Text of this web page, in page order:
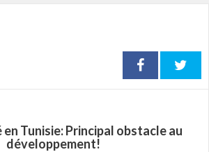
Tunisie: Principal obstacle au
développement!